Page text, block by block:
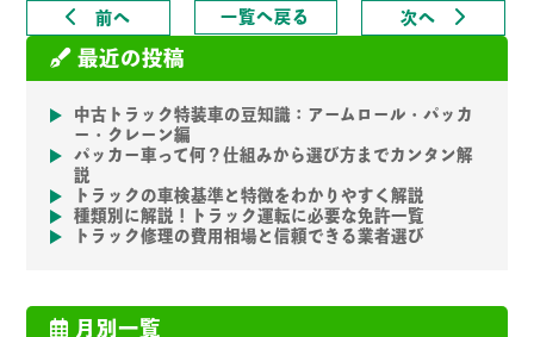
前へ 一覧へ戻る 次へ
最近の投稿
中古トラック特装車の豆知識：アームロール・パッカ
ー・クレーン編
パッカー車って何？仕組みから選び方までカンタン解
説
トラックの車検基準と特徴をわかりやすく解説
種類別に解説！トラック運転に必要な免許一覧
トラック修理の費用相場と信頼できる業者選び
月別一覧